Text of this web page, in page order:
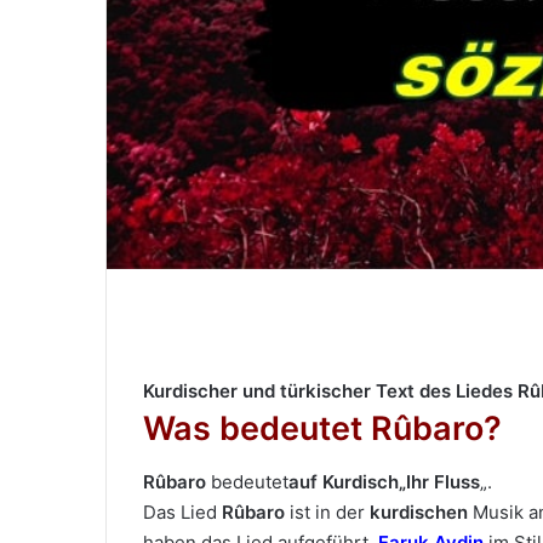
M
a
l
Kurdischer und türkischer Text des Liedes
Was bedeutet Rûbaro?
Rûbaro bedeutetauf Kurdisch„Ihr Fluss„.
Das Lied Rûbaro ist in der kurdischen Musik